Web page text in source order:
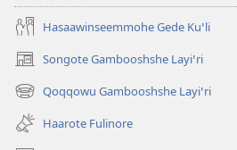
Hasaawinseemmohe Gede Kuꞌli
Songote Gambooshshe Layiꞌri
(opens
new
window)
Qoqqowu Gambooshshe Layiꞌri
(opens
new
window)
Haarote Fulinore